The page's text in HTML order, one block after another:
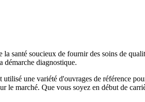
santé soucieux de fournir des soins de
démarche diagnostique.
une variété d'ouvrages de référence
marché. Que vous soyez en début de